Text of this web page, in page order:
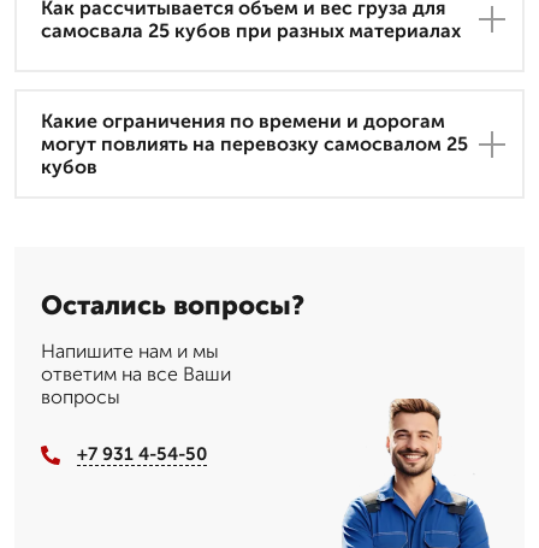
Как рассчитывается объем и вес груза для
самосвала 25 кубов при разных материалах
Какие ограничения по времени и дорогам
могут повлиять на перевозку самосвалом 25
кубов
Остались вопросы?
Напишите нам и мы
ответим на все Ваши
вопросы
+7 931 4-54-50